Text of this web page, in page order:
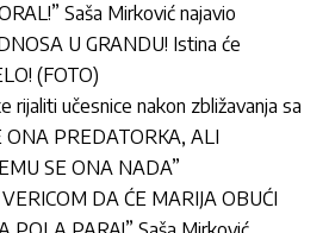
Saša Mirković najavio
U GRANDU! Istina će
(FOTO)
rijaliti učesnice nakon zbližavanja sa
ONA PREDATORKA, ALI
SE ONA NADA”
DA ĆE MARIJA OBUĆI